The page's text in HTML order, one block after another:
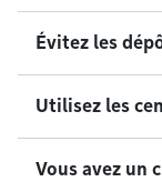
Évitez les
Utilisez les
Vous avez un